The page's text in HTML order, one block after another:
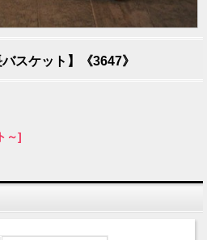
スケット】《3647》
～]